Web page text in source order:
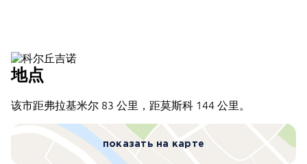
地点
该市距弗拉基米尔 83 公里，距莫斯科 144 公里。
показать на карте